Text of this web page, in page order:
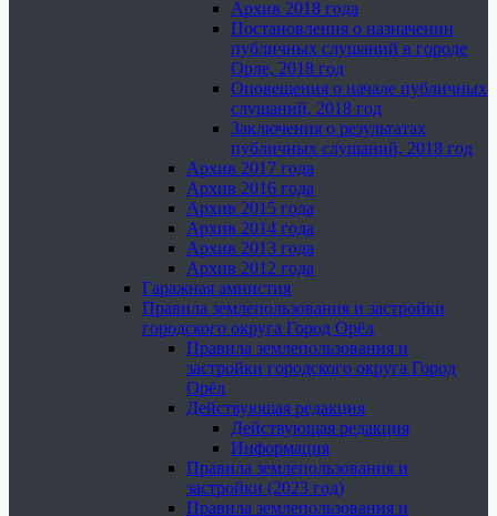
Архив 2018 года
Постановления о назначении
публичных слушаний в городе
Орле, 2018 год
Оповещения о начале публичных
слушаний, 2018 год
Заключения о результатах
публичных слушаний, 2018 год
Архив 2017 года
Архив 2016 года
Архив 2015 года
Архив 2014 года
Архив 2013 года
Архив 2012 года
Гаражная амнистия
Правила землепользования и застройки
городского округа Город Орёл
Правила землепользования и
застройки городского округа Город
Орёл
Действующая редакция
Действующая редакция
Информация
Правила землепользования и
застройки (2023 год)
Правила землепользования и